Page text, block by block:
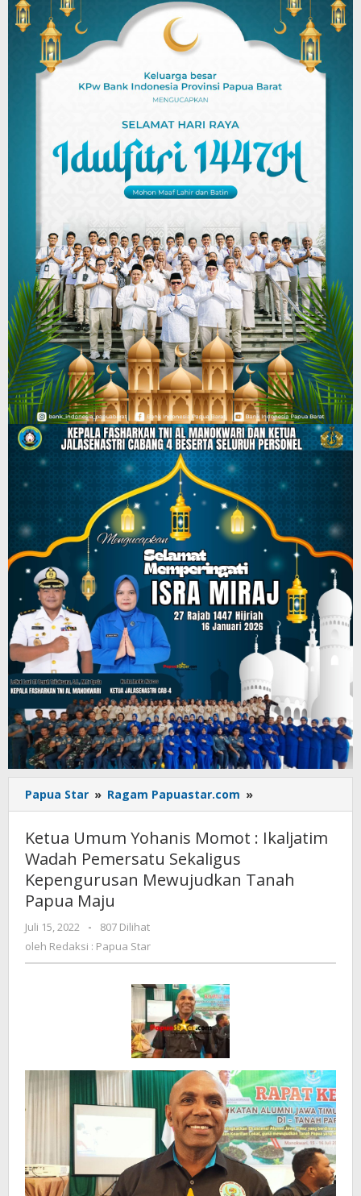
Papua Star » Ragam Papuastar.com »
Umum
Momot
Ikaljatim
Mewujudkan
Ketua Umum Yohanis Momot : Ikaljatim
Wadah Pemersatu Sekaligus
Kepengurusan Mewujudkan Tanah
Papua Maju
Juli 15, 2022
oleh
Redaksi
-
807 Dilihat
oleh Redaksi : Papua Star